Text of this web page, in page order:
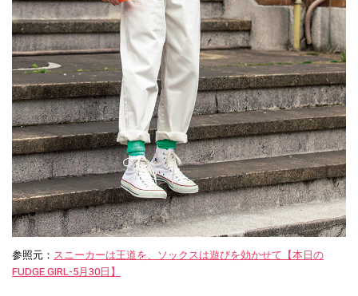
参照元： スニーカーは王道を、ソックスは遊びを効かせて【本日の
FUDGE GIRL-5月30日】